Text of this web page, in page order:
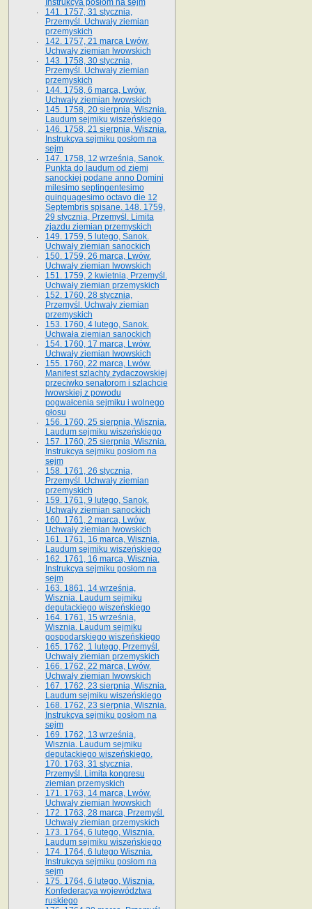
Instrukcya posłom na sejm
141. 1757, 31 stycznia,
Przemyśl. Uchwały ziemian
przemyskich
142. 1757, 21 marca Lwów.
Uchwały ziemian lwowskich
143. 1758, 30 stycznia,
Przemyśl. Uchwały ziemian
przemyskich
144. 1758, 6 marca, Lwów.
Uchwały ziemian lwowskich
145. 1758, 20 sierpnia, Wisznia.
Laudum sejmiku wiszeńskiego
146. 1758, 21 sierpnia, Wisznia.
Instrukcya sejmiku posłom na
sejm
147. 1758, 12 września, Sanok.
Punkta do laudum od ziemi
sanockiej podane anno Domini
milesimo septingentesimo
quinquagesimo octavo die 12
Septembris spisane. 148. 1759,
29 stycznia, Przemyśl. Limita
zjazdu ziemian przemyskich
149. 1759, 5 lutego, Sanok.
Uchwały ziemian sanockich
150. 1759, 26 marca, Lwów.
Uchwały ziemian lwowskich
151. 1759, 2 kwietnia, Przemyśl.
Uchwały ziemian przemyskich
152. 1760, 28 stycznia,
Przemyśl. Uchwały ziemian
przemyskich
153. 1760, 4 lutego, Sanok.
Uchwała ziemian sanockich
154. 1760, 17 marca, Lwów.
Uchwały ziemian lwowskich
155. 1760, 22 marca, Lwów.
Manifest szlachty żydaczowskiej
przeciwko senatorom i szlachcie
lwowskiej z po­wodu
pogwałcenia sejmiku i wolnego
głosu
156. 1760, 25 sierpnia, Wisznia.
Laudum sejmiku wiszeńskiego
157. 1760, 25 sierpnia, Wisznia.
Instrukcya sejmiku posłom na
sejm
158. 1761, 26 stycznia,
Przemyśl. Uchwały ziemian
przemyskich
159. 1761, 9 lutego, Sanok.
Uchwały ziemian sanockich
160. 1761, 2 marca, Lwów.
Uchwały ziemian lwowskich
161. 1761, 16 marca, Wisznia.
Laudum sejmiku wiszeńskiego
162. 1761, 16 marca, Wisznia.
Instrukcya sejmiku posłom na
sejm
163. 1861, 14 września,
Wisznia. Laudum sejmiku
deputackiego wiszeńskiego
164. 1761, 15 września,
Wisznia. Laudum sejmiku
gospodarskiego wiszeńskiego
165. 1762, 1 lutego, Przemyśl.
Uchwały ziemian przemyskich
166. 1762, 22 marca, Lwów.
Uchwały ziemian lwowskich
167. 1762, 23 sierpnia, Wisznia.
Laudum sejmiku wiszeńskiego
168. 1762, 23 sierpnia, Wisznia.
Instrukcya sejmiku posłom na
sejm
169. 1762, 13 września,
Wisznia. Laudum sejmiku
deputackiego wiszeńskiego.
170. 1763, 31 stycznia,
Przemyśl. Limita kongresu
ziemian przemyskich
171. 1763, 14 marca, Lwów.
Uchwały ziemian lwowskich
172. 1763, 28 marca, Przemyśl.
Uchwały ziemian przemyskich
173. 1764, 6 lutego, Wisznia.
Laudum sejmiku wiszeńskiego
174. 1764, 6 lutego Wisznia.
Instrukcya sejmiku posłom na
sejm
175. 1764, 6 lutego, Wisznia.
Konfederacya województwa
ruskiego